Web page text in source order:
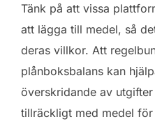
Tänk på att vissa
att lägga till medel, så
deras villkor. Att
plånboksbalans kan
överskridande av
tillräckligt med medel